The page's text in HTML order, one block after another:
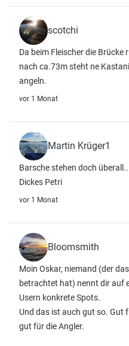
scotchi
Da beim Fleischer die Brücke
nach ca.73m steht ne
angeln.
vor 1 Monat
Martin Krüger1
Barsche stehen doch
Dickes Petri
vor 1 Monat
Bloomsmith
Moin Oskar, niemand (der
betrachtet hat) nennt dir auf
Usern konkrete Spots.
Und das ist auch gut so. Gut
gut für die Angler.